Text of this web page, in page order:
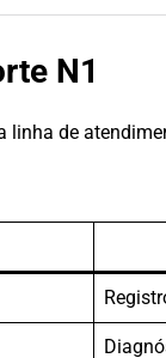
N1
linha de